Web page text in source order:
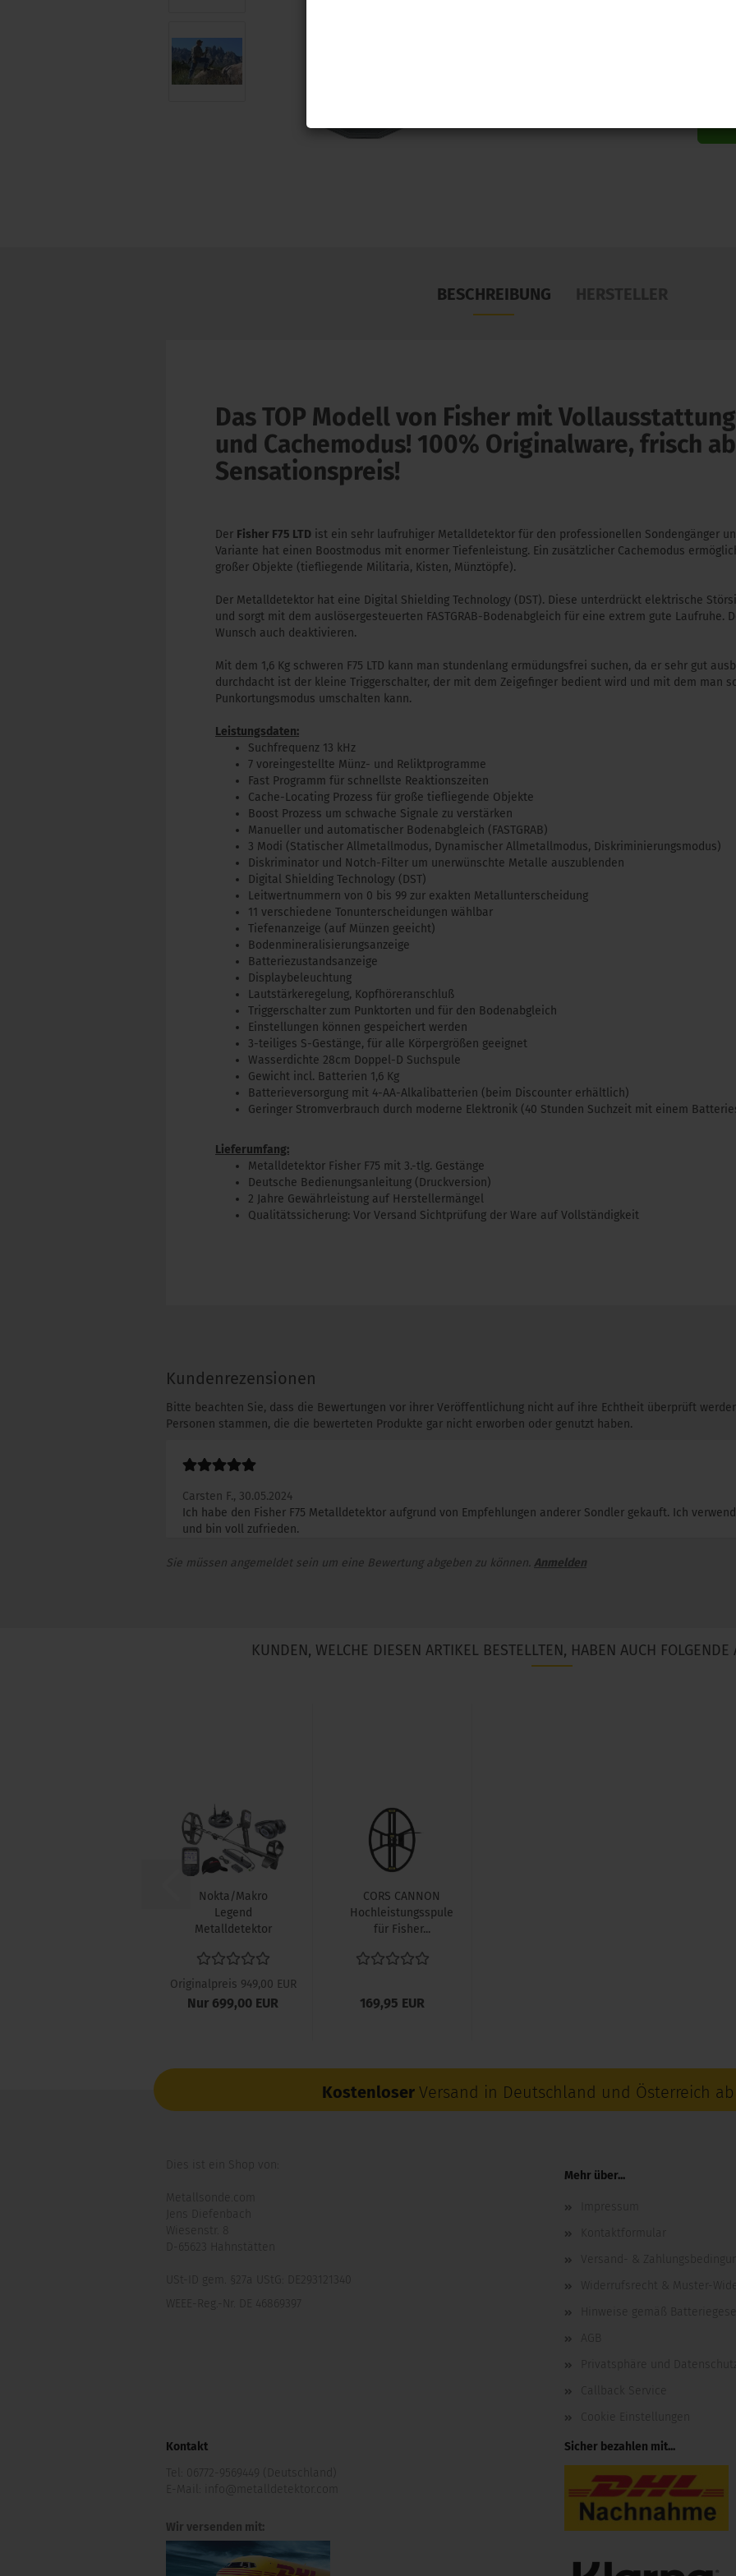
BESCHREIBUNG
Das TOP Modell von Fisher mit
und Cachemodus! 100% Originalware, frisch
Sensationspreis!
Der Fisher F75 LTD ist ein sehr laufruhiger Metalldetektor für den professionellen Sondengänger
Variante hat einen Boostmodus mit enormer Tiefenleistung. Ein zusätzlicher Cachemodus
großer Objekte (tiefliegende Militaria, Kisten, Münztöpfe).
Der Metalldetektor hat eine Digital Shielding Technology (DST). Diese unterdrückt elektrische
und sorgt mit dem auslösergesteuerten FASTGRAB-Bodenabgleich für eine extrem gute Laufruhe.
Wunsch auch deaktivieren.
Mit dem 1,6 Kg schweren F75 LTD kann man stundenlang ermüdungsfrei suchen, da er sehr gut
durchdacht ist der kleine Triggerschalter, der mit dem Zeigefinger bedient wird und mit dem man
Punkortungsmodus umschalten kann.
Leistungsdaten:
Suchfrequenz 13 kHz
7 voreingestellte Münz- und Reliktprogramme
Fast Programm für schnellste Reaktionszeiten
Cache-Locating Prozess für große tiefliegende Objekte
Boost Prozess um schwache Signale zu verstärken
Manueller und automatischer Bodenabgleich (FASTGRAB)
3 Modi (Statischer Allmetallmodus, Dynamischer Allmetallmodus, Diskriminierungsmodus)
Diskriminator und Notch-Filter um unerwünschte Metalle auszublenden
Digital Shielding Technology (DST)
Leitwertnummern von 0 bis 99 zur exakten Metallunterscheidung
11 verschiedene Tonunterscheidungen wählbar
Tiefenanzeige (auf Münzen geeicht)
Bodenmineralisierungsanzeige
Batteriezustandsanzeige
Displaybeleuchtung
Lautstärkeregelung, Kopfhöreranschluß
Triggerschalter zum Punktorten und für den Bodenabgleich
Einstellungen können gespeichert werden
3-teiliges S-Gestänge, für alle Körpergrößen geeignet
Wasserdichte 28cm Doppel-D Suchspule
Gewicht incl. Batterien 1,6 Kg
Batterieversorgung mit 4-AA-Alkalibatterien (beim Discounter erhältlich)
Geringer Stromverbrauch durch moderne Elektronik (40 Stunden Suchzeit mit einem
Lieferumfang:
Metalldetektor Fisher F75 mit 3.-tlg. Gestänge
Deutsche Bedienungsanleitung (Druckversion)
2 Jahre Gewährleistung auf Herstellermängel
Qualitätssicherung: Vor Versand Sichtprüfung der Ware auf Vollständigkeit
Kundenrezensionen
Bitte beachten Sie, dass die Bewertungen vor ihrer Veröffentlichung nicht auf ihre Echtheit überprüft
Personen stammen, die die bewerteten Produkte gar nicht erworben oder genutzt haben.
Carsten F., 30.05.2024
Ich habe den Fisher F75 Metalldetektor aufgrund von Empfehlungen anderer Sondler gekauft. Ich
und bin voll zufrieden.
Sie müssen angemeldet sein um eine Bewertung abgeben zu können. Anmelden
KUNDEN, WELCHE DIESEN ARTIKEL BESTELLTEN, HABEN AUCH FOLGENDE
Nokta/Makro
Legend
Metalldetektor
Funkkopfhörer...
Originalpreis 949,00 EUR
Nur 699,00 EUR
CORS CANNON
Hochleistungsspule
für Fisher...
169,95 EUR
Kostenloser Versand in Deutschland und Österreich ab
Dies ist ein Shop von:
Metallsonde.com
Jens Diefenbach
Wiesenstr. 8
D-65623 Hahnstätten
USt-ID gem. §27a UStG: DE293121340
WEEE-Reg.-Nr. DE 46869397
Mehr über...
Impressum
Kontaktformular
Versand- &
Widerrufsrecht & Muster-
Hinweise gemäß
AGB
Privatsphäre und
Callback Service
Cookie Einstellungen
Kontakt
Tel:
06772-9569449 (Deutschland)
E-Mail:
info@metalldetektor.com
Wir versenden mit:
Sicher bezahlen mit...